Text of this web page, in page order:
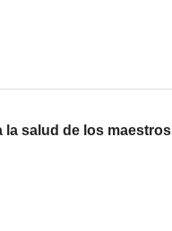
la salud de los maestros